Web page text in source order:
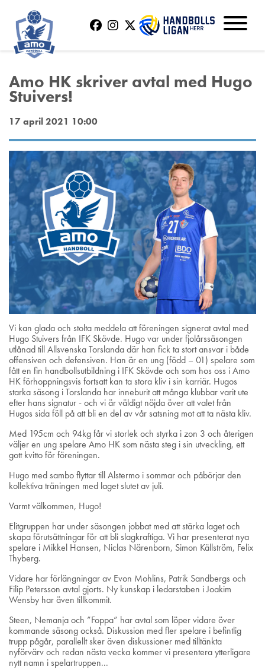
Amo HK skriver avtal med Hugo
Stuivers!
17 april 2021 10:00
Vi kan glada och stolta meddela att föreningen signerat avtal med
Hugo Stuivers från IFK Skövde. Hugo var under fjolårssäsongen
utlånad till Allsvenska Torslanda där han fick ta stort ansvar i både
offensiven och defensiven. Han är en ung (född – 01) spelare som
fått en fin handbollsutbildning i IFK Skövde och som hos oss i Amo
HK förhoppningsvis fortsatt kan ta stora kliv i sin karriär. Hugos
starka säsong i Torslanda har inneburit att många klubbar varit ute
efter hans signatur - och vi är väldigt nöjda över att valet från
Hugos sida föll på att bli en del av vår satsning mot att ta nästa kliv.
Med 195cm och 94kg får vi storlek och styrka i zon 3 och återigen
väljer en ung spelare Amo HK som nästa steg i sin utveckling, ett
gott kvitto för föreningen.
Hugo med sambo flyttar till Alstermo i sommar och påbörjar den
kollektiva träningen med laget slutet av juli.
Varmt välkommen, Hugo!
Elitgruppen har under säsongen jobbat med att stärka laget och
skapa förutsättningar för att bli slagkraftiga. Vi har presenterat nya
spelare i Mikkel Hansen, Niclas Närenborn, Simon Källström, Felix
Thyberg.
Vidare har förlängningar av Evon Mohlins, Patrik Sandbergs och
Filip Petersson avtal gjorts. Ny kunskap i ledarstaben i Joakim
Wensby har även tillkommit.
Steen, Nemanja och ”Foppa” har avtal som löper vidare över
kommande säsong också. Diskussion med fler spelare i befintlig
trupp pågår, parallellt sker även diskussioner med tilltänkta
nyförvärv och redan nästa vecka kommer vi presentera ytterligare
nytt namn i spelartruppen...